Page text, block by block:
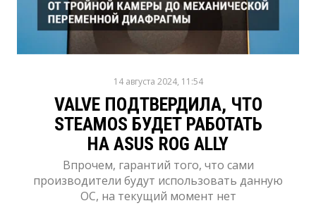
14 августа 2024, 11:54
VALVE ПОДТВЕРДИЛА, ЧТО
STEAMOS БУДЕТ РАБОТАТЬ
НА ASUS ROG ALLY
Впрочем, гарантий того, что сами
производители будут использовать данную
ОС, на текущий момент нет